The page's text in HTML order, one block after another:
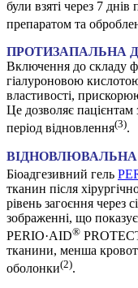
були взяті через 7
препаратом та
ПРОТИЗАПАЛЬНА
Включення до складу
гіалуроновою
властивості,
Це дозволяє
період відновлення(3).
Біоадгезивний гель
тканин після
рівень загоєння через
зображенні, що
PERIO·AID®
тканини, менша
оболонки(2).